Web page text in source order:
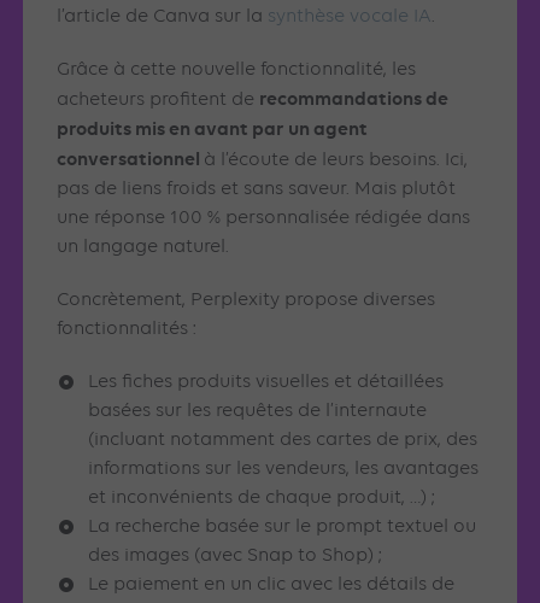
l’article de Canva sur la synthèse vocale IA.
Grâce à cette nouvelle fonctionnalité, les
acheteurs profitent de recommandations de
produits mis en avant par un agent
conversationnel à l’écoute de leurs besoins. Ici,
pas de liens froids et sans saveur. Mais plutôt
une réponse 100 % personnalisée rédigée dans
un langage naturel.
Concrètement, Perplexity propose diverses
fonctionnalités :
Les fiches produits visuelles et détaillées
basées sur les requêtes de l’internaute
(incluant notamment des cartes de prix, des
informations sur les vendeurs, les avantages
et inconvénients de chaque produit, …) ;
La recherche basée sur le prompt textuel ou
des images (avec Snap to Shop) ;
Le paiement en un clic avec les détails de